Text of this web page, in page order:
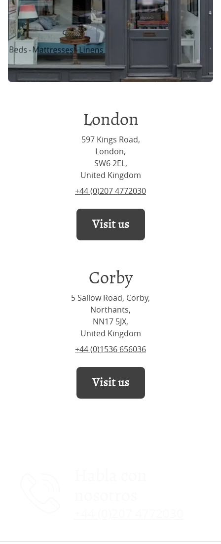
London
597 Kings Road,
London,
SW6 2EL,
United Kingdom
+44 (0)207 4772030
Visit us
Corby
5 Sallow Road, Corby,
Northants,
NN17 5JX,
United Kingdom
+44 (0)1536 656036
Visit us